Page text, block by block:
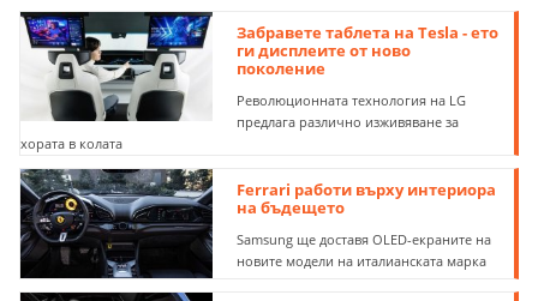
Забравете таблета на Tesla - ето
ги дисплеите от ново
поколение
Революционната технология на LG
предлага различно изживяване за
хората в колата
Ferrari работи върху интериора
на бъдещето
Samsung ще доставя OLED-екраните на
новите модели на италианската марка